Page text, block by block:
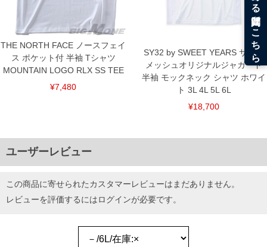
尚、裾上げした商品は返品・交換不可となりますので、予めご了承下さい。
一部、お直しに対応出来ない商品がございます。(例：裾にファスナーや調節ひもが付
いている、極端なデザインが施されている等)
※商品によって若干のサイズの誤差がございます。また、お客様がご使用の環境（コ
ンピュータ画面）によって、商品の色味が若干異なる場合がございます。予めご了承
ください。
※当店での掲載商品は、実店鋪と在庫を共用しておりますので店頭での売り違い、店
舗からのお取り寄せ等により、お客様にご迷惑をお掛けしてしまう場合がございま
す。そのようなことがない様最大限に努めておりますが、もしあった場合速やかにご
THE NORTH FACE ノースフェイ
ス ポケット付 半袖 Tシャツ
MOUNTAIN LOGO RLX SS TEE
¥7,480
SY32 by SWEET YEARS サイド
メッシュオリジナルジャガード
半袖 モックネック シャツ ホワイ
ト 3L 4L 5L 6L
¥18,700
ユーザーレビュー
この商品に寄せられたカスタマーレビューはまだありません。
レビューを評価するにはログインが必要です。